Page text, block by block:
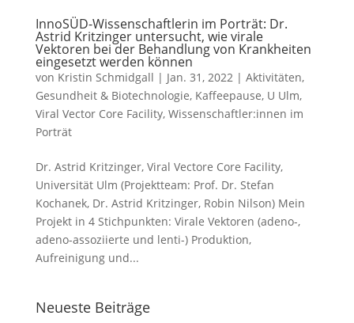
InnoSÜD-Wissenschaftlerin im Porträt: Dr.
Astrid Kritzinger untersucht, wie virale
Vektoren bei der Behandlung von Krankheiten
eingesetzt werden können
von Kristin Schmidgall | Jan. 31, 2022| Aktivitäten,
Gesundheit & Biotechnologie, Kaffeepause, U Ulm,
Viral Vector Core Facility, Wissenschaftler:innen im
Porträt
Dr. Astrid Kritzinger, Viral Vectore Core Facility,
Universität Ulm (Projektteam: Prof. Dr. Stefan
Kochanek, Dr. Astrid Kritzinger, Robin Nilson) Mein
Projekt in 4 Stichpunkten: Virale Vektoren (adeno-,
adeno-assoziierte und lenti-) Produktion,
Aufreinigung und...
Neueste Beiträge